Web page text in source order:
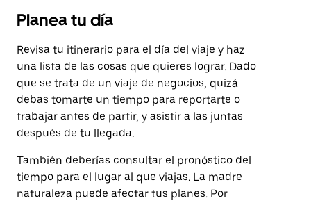
Planea tu día
Revisa tu itinerario para el día del viaje y haz
una lista de las cosas que quieres lograr. Dado
que se trata de un viaje de negocios, quizá
debas tomarte un tiempo para reportarte o
trabajar antes de partir, y asistir a las juntas
después de tu llegada.
También deberías consultar el pronóstico del
tiempo para el lugar al que viajas. La madre
naturaleza puede afectar tus planes. Por